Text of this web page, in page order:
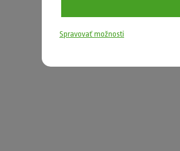
Spravovať možnosti